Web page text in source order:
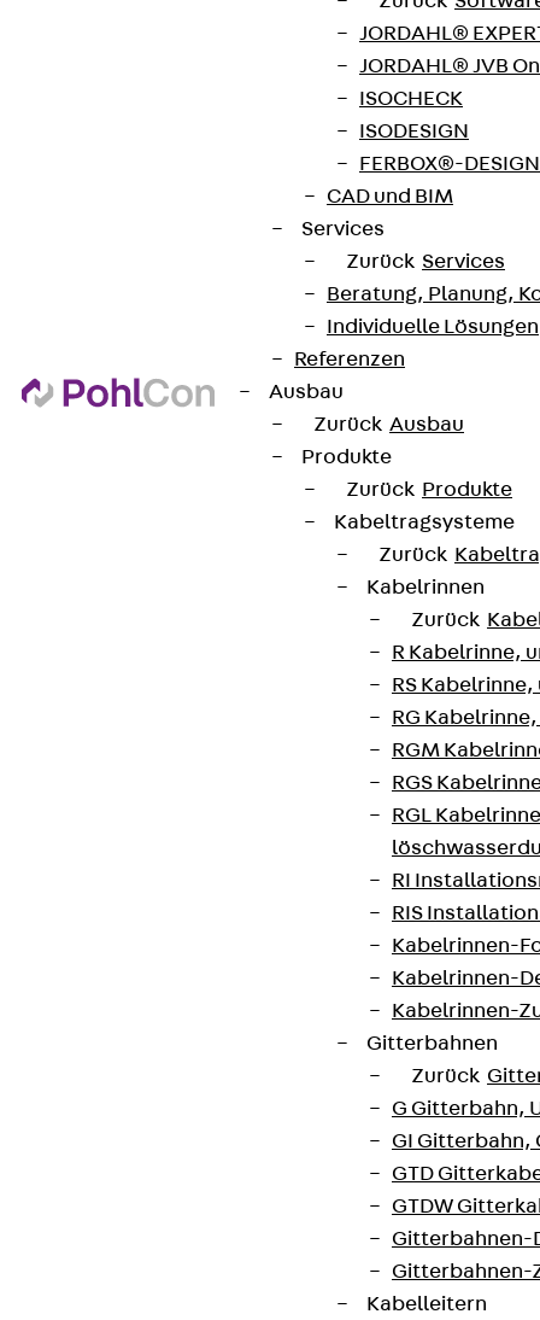
JORDAHL®
JORDAHL® JVB
ISOCHECK
ISODESIGN
FERBOX®-
CAD und BIM
Services
Zurück Services
Beratung, Planung,
Individuelle Lösungen
Referenzen
Ausbau
Zurück Ausbau
Produkte
Zurück Produkte
Kabeltragsysteme
Zurück
Kabelrinnen
Zurück
R Kabelrinne,
RS
RG
RGM
RGS
RGL
RI
RIS
Kabelrinnen-
Kabelrinnen-
Kabelrinnen-
Gitterbahnen
Zurück
G Gitterbahn,
GI Gitterbahn,
GTD
GTDW
Gitterbahnen-
Gitterbahnen-
Kabelleitern